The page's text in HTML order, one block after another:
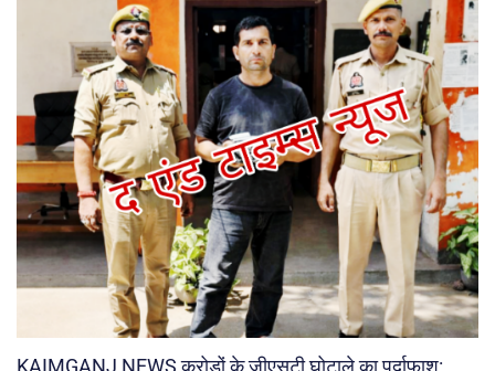
KAIMGANJ NEWS करोड़ों के जीएसटी घोटाले का पर्दाफाश: